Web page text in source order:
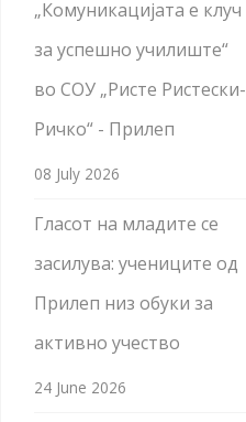
„Комуникацијата е клуч
за успешно училиште“
во СОУ „Ристе Ристески-
Ричко“ - Прилеп
08 July 2026
Гласот на младите се
засилува: учениците од
Прилеп низ обуки за
активно учество
24 June 2026